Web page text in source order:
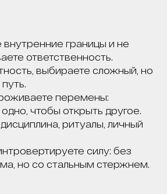
границы и не
ответственность.
выбираете сложный, но
перемены:
чтобы открыть другое.
ритуалы, личный
силу: без
но со стальным стержнем.
ТАТУАЖ: ИСПОЛЬЗУЕМ
(3 ШТ), LUTRONIC
SMARTXIDE²